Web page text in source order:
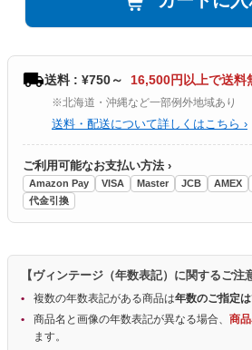
送料 : ¥750～ 16,500円以上で送料
※北海道・沖縄など一部例外地域あり
送料・配送について詳しくはこちら ›
ご利用可能なお支払い方法 ›
Amazon Pay VISA Master JCB AMEX
代金引換
【ヴィンテージ（年数表記）に関するご注
複数の年数表記がある商品は年数のご指定
商品名と画像の年数表記が異なる場合、 商
ます。